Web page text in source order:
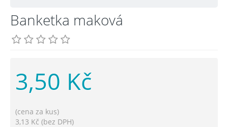
Banketka maková
3,50 Kč
(cena za kus)
3,13 Kč (bez DPH)